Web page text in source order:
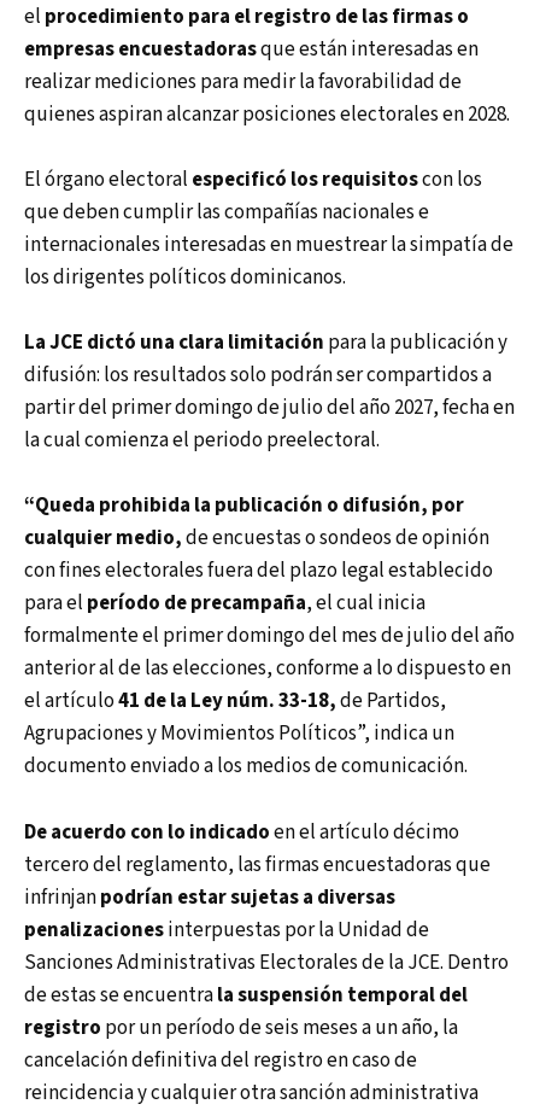
el procedimiento para el registro de las firmas o
empresas encuestadorasque están interesadas en
realizar mediciones para medir la favorabilidad de
quienes aspiran alcanzar posiciones electorales en 2028.
El órgano electoral especificó los requisitoscon los
que deben cumplir las compañías nacionales e
internacionales interesadas en muestrear la simpatía de
los dirigentes políticos dominicanos.
La JCE dictó una clara limitación para la publicación y
difusión: los resultados solo podrán ser compartidos a
partir del primer domingo de julio del año 2027, fecha en
la cual comienza el periodo preelectoral.
“Queda prohibida la publicación o difusión, por
cualquier medio,de encuestas o sondeos de opinión
con fines electorales fuera del plazo legal establecido
para el período de precampaña, el cual inicia
formalmente el primer domingo del mes de julio del año
anterior al de las elecciones, conforme a lo dispuesto en
el artículo41 de la Ley núm. 33-18,de Partidos,
Agrupaciones y Movimientos Políticos”, indica un
documento enviado a los medios de comunicación.
De acuerdo con lo indicadoen el artículo décimo
tercero del reglamento, las firmas encuestadoras que
infrinjanpodrían estar sujetas a diversas
penalizacionesinterpuestas por la Unidad de
Sanciones Administrativas Electorales de la JCE. Dentro
de estas se encuentrala suspensión temporal del
registro por un período de seis meses a un año, la
cancelación definitiva del registro en caso de
reincidencia y cualquier otra sanción administrativa